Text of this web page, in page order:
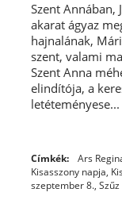
Szent Annában,
akarat ágyaz
hajnalának,
szent, valami
Szent Anna
elindítója, a
letéteményese...
Címkék: Ars
Kisasszony napja,
szeptember 8.,